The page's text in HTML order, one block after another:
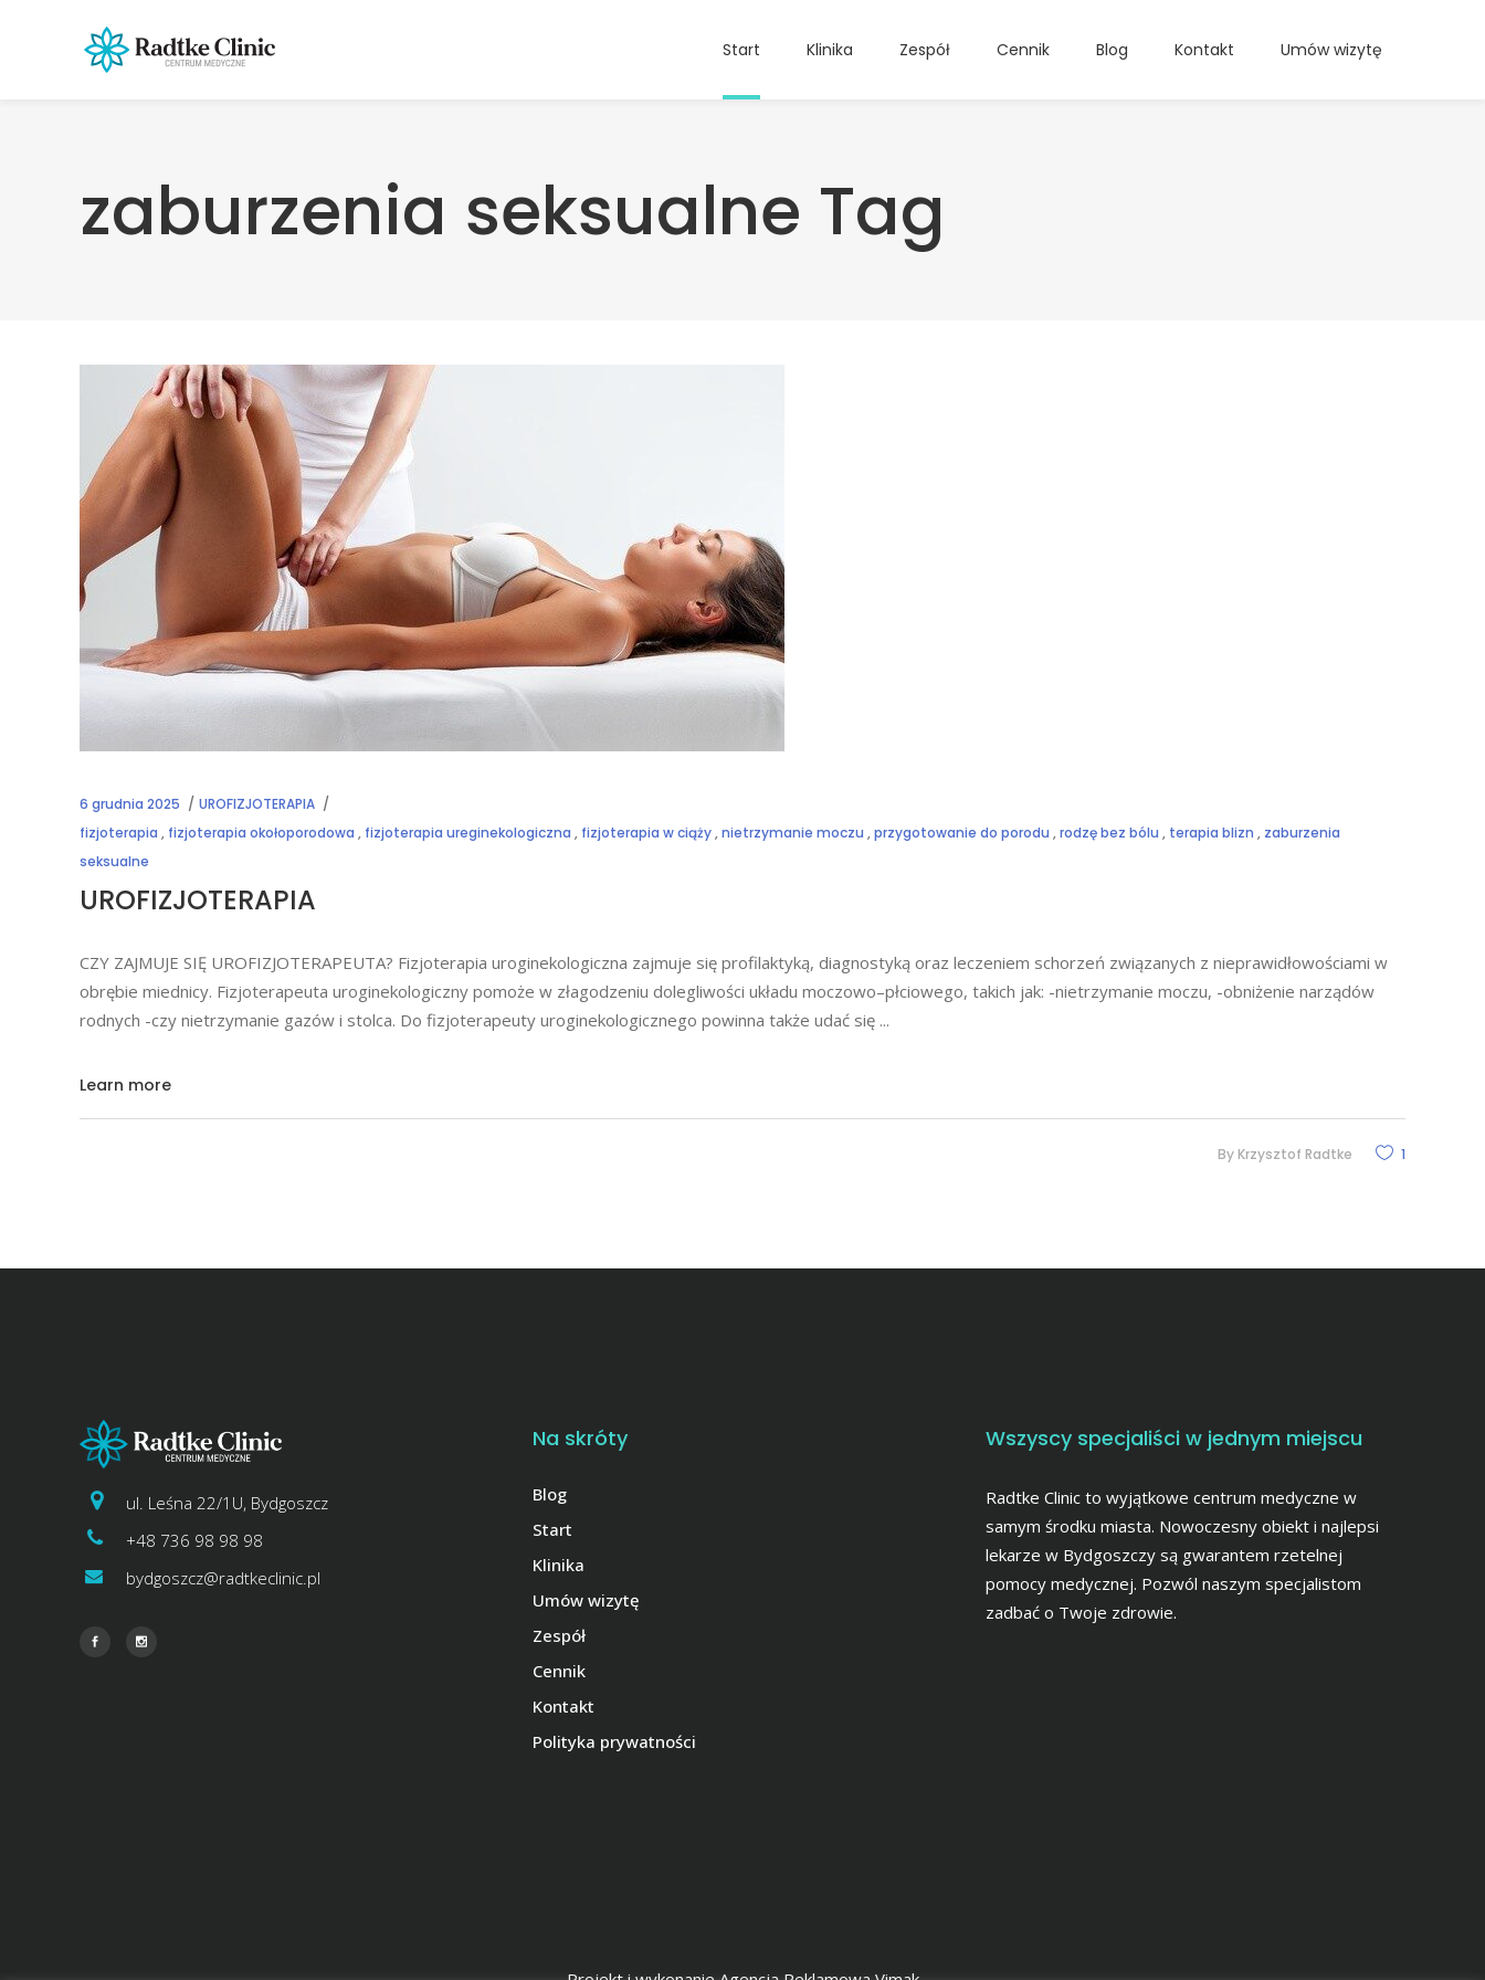
Start Klinika Zespół Cennik Blog Kontakt Umów wizytę
zaburzenia seksualne Tag
6 grudnia 2025
UROFIZJOTERAPIA
fizjoterapia , fizjoterapia okołoporodowa , fizjoterapia ureginekologiczna , fizjoterapia w ciąży,nietrzymanie moczu ,przygotowanie do porodu ,rodzę bez bólu , terapia blizn , zaburzenia
seksualne
UROFIZJOTERAPIA
CZY ZAJMUJE SIĘ UROFIZJOTERAPEUTA? Fizjoterapia uroginekologiczna zajmuje się profilaktyką, diagnostyką oraz leczeniem schorzeń związanych z nieprawidłowościami w
obrębie miednicy. Fizjoterapeuta uroginekologiczny pomoże w złagodzeniu dolegliwości układu moczowo–płciowego, takich jak: -nietrzymanie moczu, -obniżenie narządów
rodnych -czy nietrzymanie gazów i stolca. Do fizjoterapeuty uroginekologicznego powinna także udać się
Learn more
By Krzysztof Radtke 1
ul. Leśna 22/1U, Bydgoszcz
+48 736 98 98 98
bydgoszcz@radtkeclinic.pl
Na skróty
Blog
Start
Klinika
Umów wizytę
Zespół
Cennik
Kontakt
Polityka prywatności
Wszyscy specjaliści w jednym miejscu
Radtke Clinic to wyjątkowe centrum medyczne w
samym środku miasta. Nowoczesny obiekt i najlepsi
lekarze w Bydgoszczy są gwarantem rzetelnej
pomocy medycznej. Pozwól naszym specjalistom
zadbać o Twoje zdrowie.